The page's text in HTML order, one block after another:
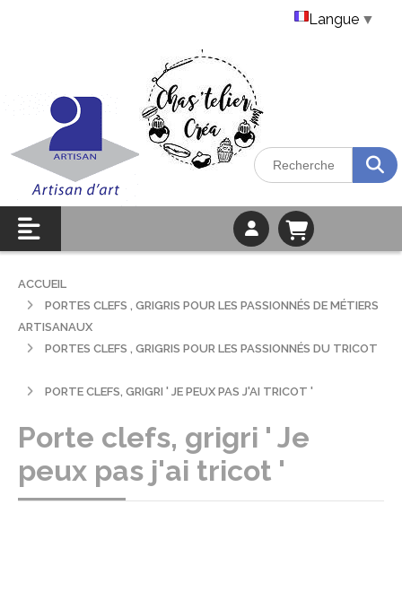
ACCUEIL
PORTES CLEFS , GRIGRIS POUR LES PASSIONNÉS DE MÉTIERS
ARTISANAUX
PORTES CLEFS , GRIGRIS POUR LES PASSIONNÉS DU TRICOT
PORTE CLEFS, GRIGRI ' JE PEUX PAS J'AI TRICOT '
Porte clefs, grigri ' Je
peux pas j'ai tricot '
Langue ▼